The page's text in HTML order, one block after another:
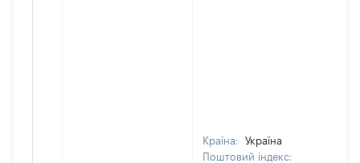
Країна:
Україна
Поштовий індекс: